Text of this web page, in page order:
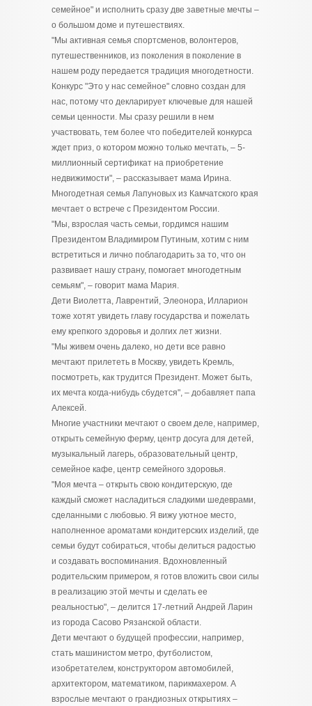
семейное" и исполнить сразу две заветные мечты –
о большом доме и путешествиях.
"Мы активная семья спортсменов, волонтеров,
путешественников, из поколения в поколение в
нашем роду передается традиция многодетности.
Конкурс "Это у нас семейное" словно создан для
нас, потому что декларирует ключевые для нашей
семьи ценности. Мы сразу решили в нем
участвовать, тем более что победителей конкурса
ждет приз, о котором можно только мечтать, – 5-
миллионный сертификат на приобретение
недвижимости", – рассказывает мама Ирина.
Многодетная семья Лапуновых из Камчатского края
мечтает о встрече с Президентом России.
"Мы, взрослая часть семьи, гордимся нашим
Президентом Владимиром Путиным, хотим с ним
встретиться и лично поблагодарить за то, что он
развивает нашу страну, помогает многодетным
семьям", – говорит мама Мария.
Дети Виолетта, Лаврентий, Элеонора, Илларион
тоже хотят увидеть главу государства и пожелать
ему крепкого здоровья и долгих лет жизни.
"Мы живем очень далеко, но дети все равно
мечтают прилететь в Москву, увидеть Кремль,
посмотреть, как трудится Президент. Может быть,
их мечта когда-нибудь сбудется", – добавляет папа
Алексей.
Многие участники мечтают о своем деле, например,
открыть семейную ферму, центр досуга для детей,
музыкальный лагерь, образовательный центр,
семейное кафе, центр семейного здоровья.
"Моя мечта – открыть свою кондитерскую, где
каждый сможет насладиться сладкими шедеврами,
сделанными с любовью. Я вижу уютное место,
наполненное ароматами кондитерских изделий, где
семьи будут собираться, чтобы делиться радостью
и создавать воспоминания. Вдохновленный
родительским примером, я готов вложить свои силы
в реализацию этой мечты и сделать ее
реальностью", – делится 17-летний Андрей Ларин
из города Сасово Рязанской области.
Дети мечтают о будущей профессии, например,
стать машинистом метро, футболистом,
изобретателем, конструктором автомобилей,
архитектором, математиком, парикмахером. А
взрослые мечтают о грандиозных открытиях –